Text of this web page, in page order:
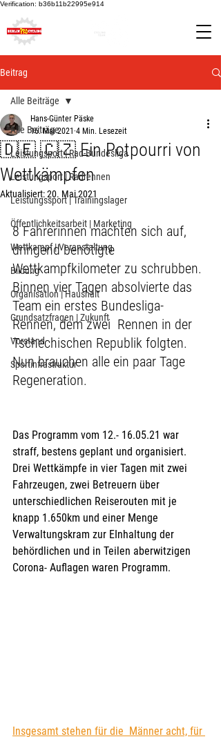
Verification: b36b11b22995e914
Beitrag
Alle Beiträge
Leistungsport | Rad-Bundesliga
Leistungsport | Radrennen
Leistungssport | Trainingslager
Öffentlichkeitsarbeit | Marketing
Wettkampf | Veranstaltung
Bildung
Organisation | Haushalt
Grundsatzfragen | Zukunft
Vorstand
Sportinfrastruktur
Alle Beiträge
🇩🇪 🇨🇿 Ein Potpourri von
Wettkämpfen
Hans-Günter Päske
16. Mai 2021 4 Min. Lesezeit
Aktualisiert:20. Mai 2021
8 Fahrerinnen machten sich auf,
dringend benötigte
Wettkampfkilometer zu schrubben.
Binnen vier Tagen absolvierte das
Team ein erstes Bundesliga-
Rennen, dem zwei  Rennen in der
Tschechischen Republik folgten.
Nun brauchen alle ein paar Tage
Regeneration.
Das Programm vom 12.- 16.05.21 war
straff, bestens geplant und organisiert.
Drei Wettkämpfe in vier Tagen mit zwei
Fahrzeugen, zwei Betreuern über
unterschiedlichen Reiserouten mit je
knapp 1.650km und einer Menge
Verwaltungskram zur EInhaltung der
behördlichen und in Teilen aberwitzigen
Corona- Auflagen waren Programm.
Insgesamt stehen für die  Männer acht, für